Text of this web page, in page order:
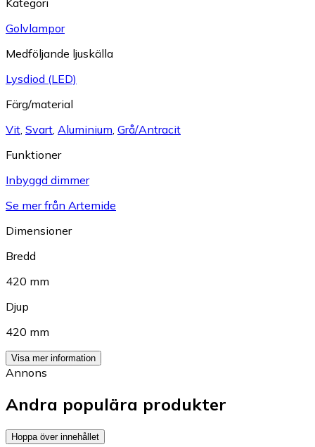
Golvlampor
Medföljande ljuskälla
Lysdiod (LED)
Färg/material
Vit Svart Aluminium Grå/Antracit
Funktioner
Inbyggd dimmer
Se mer från Artemide
Dimensioner
Bredd
420 mm
Djup
420 mm
Visa mer information
Annons
Andra populära produkter
Hoppa över innehållet